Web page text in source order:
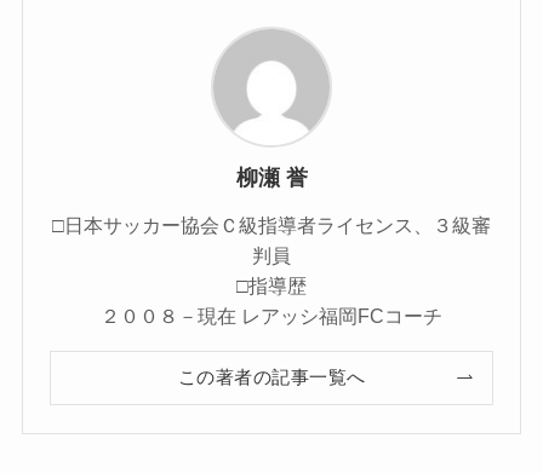
柳瀬 誉
□日本サッカー協会Ｃ級指導者ライセンス、３級審
判員
□指導歴
２００８－現在 レアッシ福岡FCコーチ
この著者の記事一覧へ